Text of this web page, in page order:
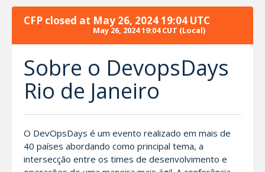
CFP closed at May 26, 2024 19:04 UTC
May 26, 2024 19:04 CUT (Local)
Sobre o DevopsDays
Rio de Janeiro
O DevOpsDays é um evento realizado em mais de
40 países abordando como principal tema, a
intersecção entre os times de desenvolvimento e